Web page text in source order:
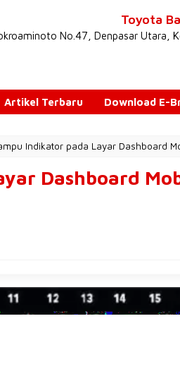
Toyota
No.47, Denpasar Utara,
Artikel Terbaru Download E-
Indikator pada Layar Dashboard
Dashboard